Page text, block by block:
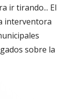
ir tirando... El
interventora
sobre la
Castrelo.